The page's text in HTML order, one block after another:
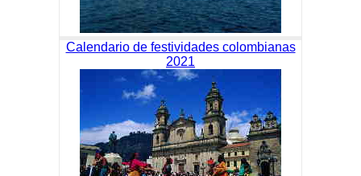
Calendario de festividades colombianas
2021